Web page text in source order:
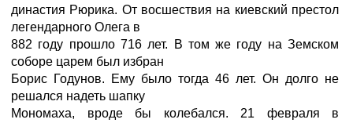
династия Рюрика. От восшествия на киевский престол
легендарного Олега в
882 году прошло 716 лет. В том же году на Земском
соборе царем был избран
Борис Годунов. Ему было тогда 46 лет. Он долго не
решался надеть шапку
Мономаха, вроде бы колебался. 21 февраля в